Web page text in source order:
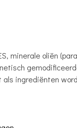
minerale oliën
als ingrediënten